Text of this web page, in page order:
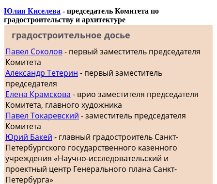
Юлия Киселева - председатель Комитета по
градостроительству и архитектуре
градостроительное досье
Павел Соколов- первый заместитель председателя
Комитета
Александр Тетерин - первый заместитель
председателя
Елена Крамскова - врио заместителя председателя
Комитета, главного художника
Павел Токаревский - заместитель председателя
Комитета
Юрий Бакей - главный градостроитель Санкт-
Петербургского государственного казенного
учреждения «Научно-исследовательский и
проектный центр Генерального плана Санкт-
Петербурга»